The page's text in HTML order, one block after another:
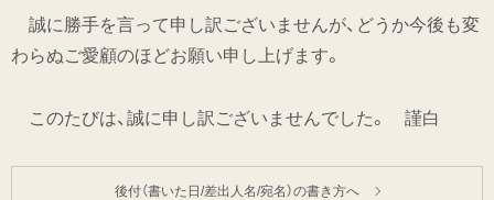
誠に勝手を言って申し訳ございませんが、どうか今後も変
わらぬご愛顧のほどお願い申し上げます。
このたびは、誠に申し訳ございませんでした。 謹白
後付（書いた日/差出人名/宛名）の書き方へ